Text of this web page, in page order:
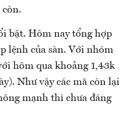
bật. Hôm nay tổng hợp
lệnh của sàn. Với nhóm
hôm qua khoảng 1,43k
Như vậy các mã còn lại
mạnh thì chưa đáng